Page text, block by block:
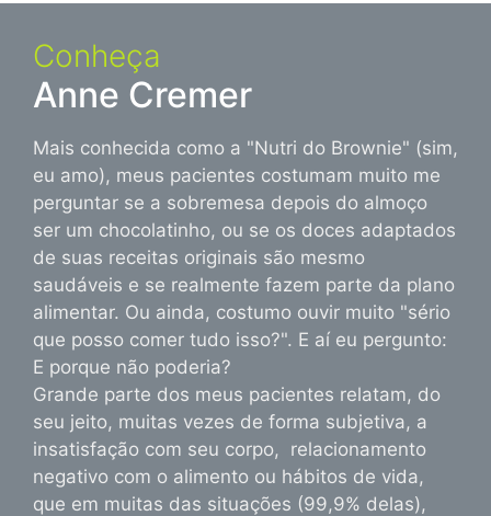
Conheça
Anne Cremer
Mais conhecida como a "Nutri do Brownie" (sim,
eu amo), meus pacientes costumam muito me
perguntar se a sobremesa depois do almoço
ser um chocolatinho, ou se os doces adaptados
de suas receitas originais são mesmo
saudáveis e se realmente fazem parte da plano
alimentar. Ou ainda, costumo ouvir muito "sério
que posso comer tudo isso?". E aí eu pergunto:
E porque não poderia?
Grande parte dos meus pacientes relatam, do
seu jeito, muitas vezes de forma subjetiva, a
insatisfação com seu corpo, relacionamento
negativo com o alimento ou hábitos de vida,
que em muitas das situações (99,9% delas),